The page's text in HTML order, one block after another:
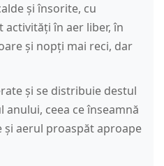
și însorite, cu
în aer liber, în
și nopți mai reci, dar
și se distribuie destul
ceea ce înseamnă
și aerul proaspăt aproape